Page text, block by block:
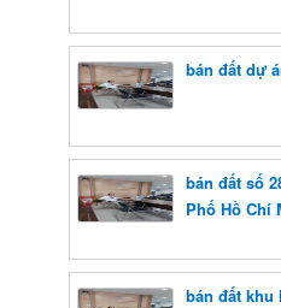
bán đất dự
bán đất số
Phố Hồ Chí
bán đất khu